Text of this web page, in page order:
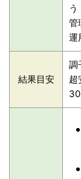
う
管
運
結果目安
調
超
30